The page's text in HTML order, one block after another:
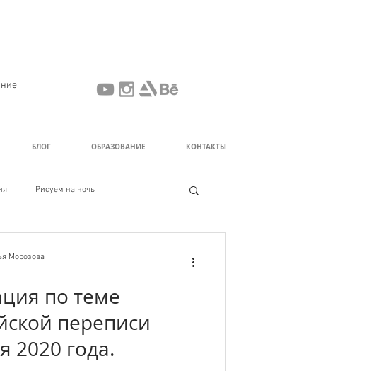
БЛОГ ОБРАЗОВАНИЕ КОНТАКТЫ
Рисуем на ночь
по теме
переписи
2020 года.
Морозова